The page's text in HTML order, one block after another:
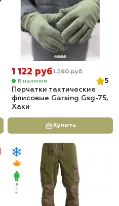
1 122 руб1 290 руб
В наличии
5
Перчатки тактические
флисовые Garsing Gsg-75,
Хаки
Купить